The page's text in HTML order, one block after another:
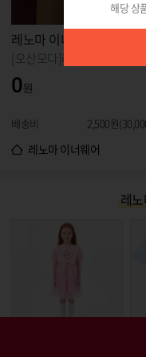
해당 상